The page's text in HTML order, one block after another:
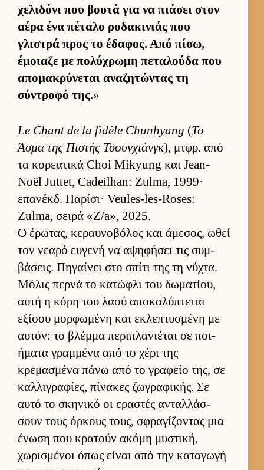
χελιδόνι που βουτά για να πιάσει στον
αέρα ένα πέταλο ροδακινιάς που
γλιστρά προς το έδαφος. Από πίσω,
έμοιαζε με πολύχρωμη πεταλούδα που
απομακρύνεται αναζητώντας τη
σύντροφό της.»
Le Chant de la fidèle Chunhyang (Το
Άσμα της Πιστής Τσουν­χιάνγκ), μτ­φρ. από
τα κορεατικά Choi Mikyung και Jean-
Noël Juttet, Cadeilhan: Zulma, 1999·
επανέκδ. Παρίσι· Veules-les-Roses:
Zulma, σειρά «Z/a», 2025.
Ο έρωτας, κεραυ­νοβόλος και άμεσος, ωθεί
τον νεαρό ευ­γενή να αψηφήσει τις συμ­
βάσεις. Πηγαί­νει στο σπίτι της τη νύχτα.
Μόλις περνά το κατώφλι του δωματίου,
αυτή η κόρη του λαού αποκαλύπτεται
εξίσου μορ­φωμένη και εκλεπτυσμένη με
αυ­τόν: το βλέμμα περιπλανιέται σε ποι­
ήματα γραμ­μένα από το χέρι της
κρεμασμένα πάνω από το γραφείο της, σε
καλ­λιγραφίες, πίνακες ζωγραφικής. Σε
αυτό το σκηνικό οι εραστές ανταλ­λάσ­
σουν τους όρ­κους τους, σφραγίζοντας μια
ένωση που κρατούν ακόμη μυστική,
χωρισμένοι όπως εί­ναι από την καταγωγή